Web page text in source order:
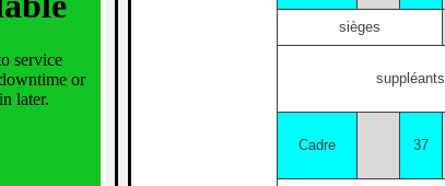
sièges
suppléants
Cadre 37